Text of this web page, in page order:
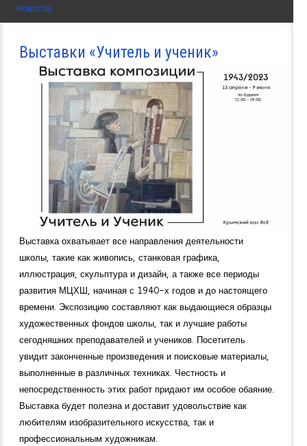
Новости
Выставки «Учитель и ученик»
Выставка охватывает все направления деятельности
школы, такие как живопись, станковая графика,
иллюстрация, скульптура и дизайн, а также все периоды
развития МЦХШ, начиная с 1940-х годов и до настоящего
времени. Экспозицию составляют как выдающиеся образцы
художественных фондов школы, так и лучшие работы
сегодняшних преподавателей и учеников. Посетитель
увидит законченные произведения и поисковые материалы,
выполненные в различных техниках. Честность и
непосредственность этих работ придают им особое обаяние.
Выставка будет полезна и доставит удовольствие как
любителям изобразительного искусства, так и
профессиональным художникам.